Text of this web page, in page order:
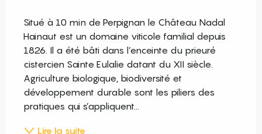
Situé à 10 min de Perpignan le Château Nadal
Hainaut est un domaine viticole familial depuis
1826. Il a été bâti dans l’enceinte du prieuré
cistercien Sainte Eulalie datant du XII siècle.
Agriculture biologique, biodiversité et
développement durable sont les piliers des
pratiques qui s’appliquent...
Lire la suite